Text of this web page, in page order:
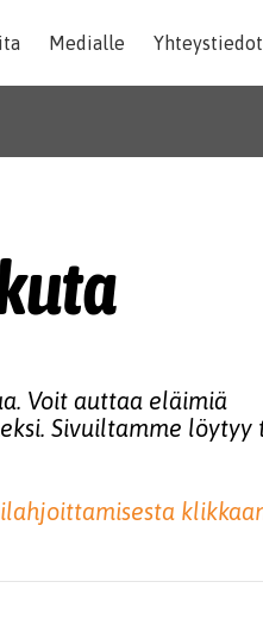
Medialle Yhteystiedot
Voit auttaa eläimiä
Sivuiltamme löytyy